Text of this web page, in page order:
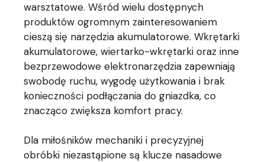
warsztatowe. Wśród wielu dostępnych
produktów ogromnym zainteresowaniem
cieszą się narzędzia akumulatorowe. Wkrętarki
akumulatorowe, wiertarko-wkrętarki oraz inne
bezprzewodowe elektronarzędzia zapewniają
swobodę ruchu, wygodę użytkowania i brak
konieczności podłączania do gniazdka, co
znacząco zwiększa komfort pracy.
Dla miłośników mechaniki i precyzyjnej
obróbki niezastąpione są klucze nasadowe